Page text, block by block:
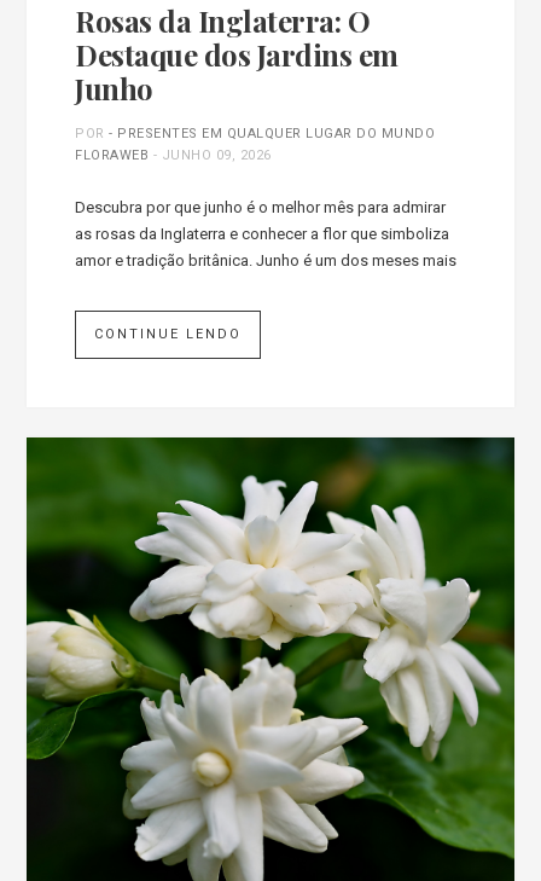
Rosas da Inglaterra: O
Destaque dos Jardins em
Junho
POR- PRESENTES EM QUALQUER LUGAR DO MUNDO
FLORAWEB - JUNHO 09, 2026
Descubra por que junho é o melhor mês para admirar
as rosas da Inglaterra e conhecer a flor que simboliza
amor e tradição britânica. Junho é um dos meses mais
CONTINUE LENDO